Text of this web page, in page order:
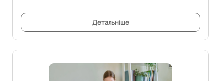
Детальніше